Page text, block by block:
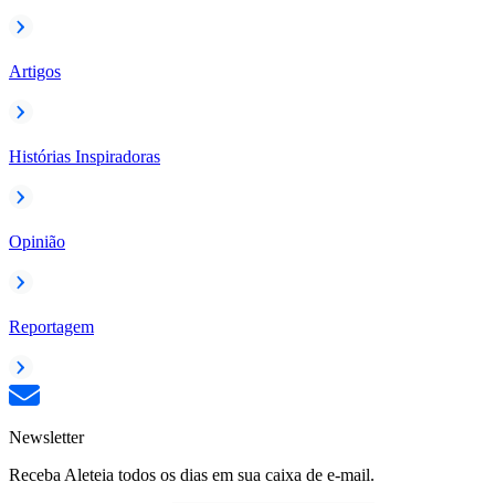
Artigos
Histórias Inspiradoras
Opinião
Reportagem
Newsletter
Receba Aleteia todos os dias em sua caixa de e-mail.